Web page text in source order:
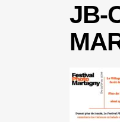
JB-